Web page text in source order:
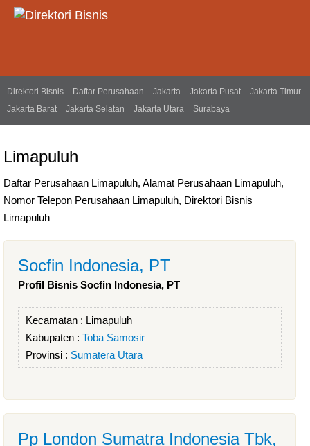
Direktori Bisnis Daftar Perusahaan Jakarta Jakarta Pusat
Jakarta Timur
Jakarta Barat
Jakarta Selatan Jakarta Utara Surabaya
Limapuluh
Daftar Perusahaan Limapuluh, Alamat Perusahaan Limapuluh,
Nomor Telepon Perusahaan Limapuluh, Direktori Bisnis
Limapuluh
Socfin Indonesia, PT
Profil Bisnis Socfin Indonesia, PT
Kecamatan : Limapuluh
Kabupaten : Toba Samosir
Provinsi : Sumatera Utara
Pp London Sumatra Indonesia Tbk,